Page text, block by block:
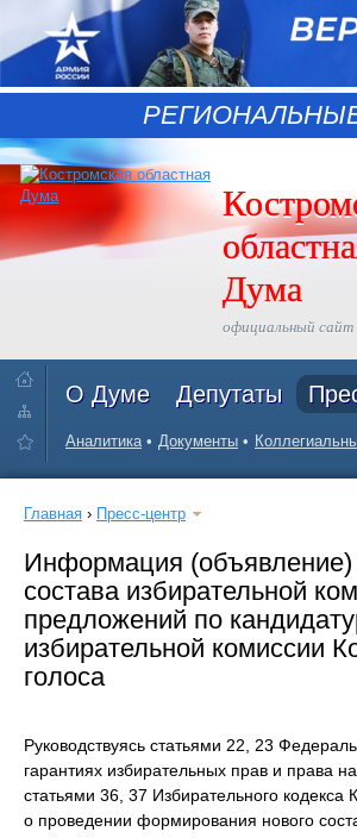
Дума
официальный сайт
О Думе Депутаты
Аналитика Документы
Главная › Пресс-центр
Информация
состава избирательной
предложений по
избирательной комиссии
голоса
Руководствуясь статьями 22, 23
гарантиях избирательных прав и права
статьями 36, 37 Избирательного
о проведении формирования нового